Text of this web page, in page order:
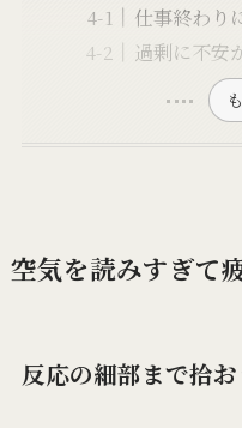
仕事終わり
過剰に不安
空気を読みすぎて
反応の細部まで拾